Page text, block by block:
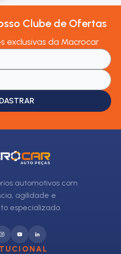
Clube de Ofertas
exclusivas da Macrocar
automotivos com
agilidade e
especializado.